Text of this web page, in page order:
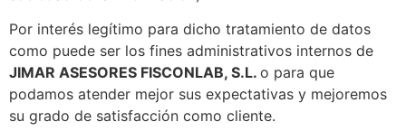
Por interés legítimo para dicho tratamiento de datos
como puede ser los fines administrativos internos de
JIMAR ASESORES FISCONLAB, S.L. o para que
podamos atender mejor sus expectativas y mejoremos
su grado de satisfacción como cliente.